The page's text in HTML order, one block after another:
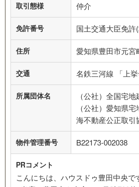
取引態様 仲介
免許番号 国土交通大臣免許
住所 愛知県豊田市元宮
交通 名鉄三河線 「上
所属団体名
（公社）全国宅
（公社）愛知県
海不動産公正取引
物件管理番号 B22173-002038
PRコメント
こんにちは、ハウスドゥ豊田中央で